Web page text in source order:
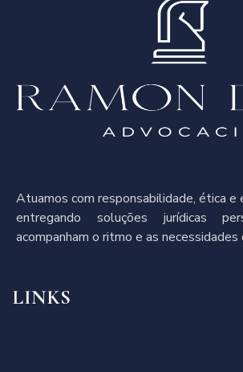
Atuamos com responsabilidade, ética e
entregando soluções jurídicas
acompanham o ritmo e as necessidades
LINKS